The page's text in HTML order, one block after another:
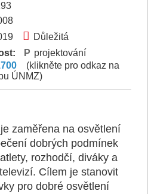
Důležitá
projektování
(klikněte pro odkaz na
ÚNMZ)
zaměřena na osvětlení
dobrých podmínek
rozhodčí, diváky a
Cílem je stanovit
pro dobré osvětlení